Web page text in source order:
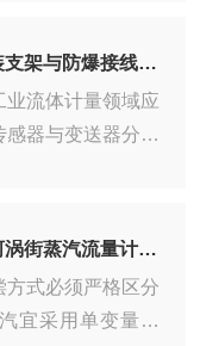
挥国产电磁流量
的作用是建立传
和蒸汽的密度随温
使得单纯的体积
量数据。温压补
密度。饱和蒸汽
横河涡街分体式流量计安装支架与防爆接线规范
流体计量领域应
器与变送器分离
横河涡街分体式
工艺管道，而变
饱和蒸汽与过热蒸汽：横河涡街蒸汽流量计的补偿方式
式必须严格区分
宜采用单变量补